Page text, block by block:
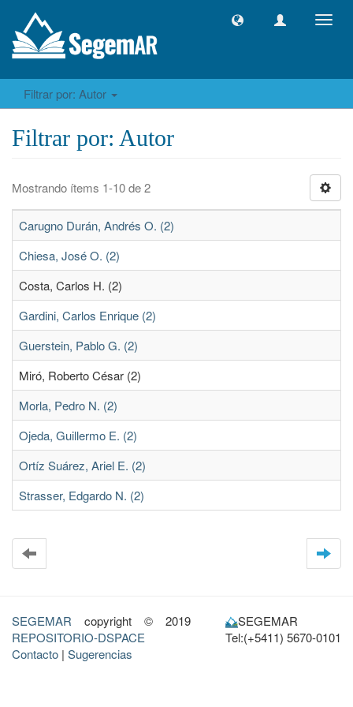
Filtrar por: Autor
Filtrar por: Autor
Mostrando ítems 1-10 de 2
Carugno Durán, Andrés O. (2)
Chiesa, José O. (2)
Costa, Carlos H. (2)
Gardini, Carlos Enrique (2)
Guerstein, Pablo G. (2)
Miró, Roberto César (2)
Morla, Pedro N. (2)
Ojeda, Guillermo E. (2)
Ortíz Suárez, Ariel E. (2)
Strasser, Edgardo N. (2)
SEGEMAR copyright © 2019
REPOSITORIO-DSPACE
Contacto | Sugerencias
SEGEMAR
Tel:(+5411) 5670-0101